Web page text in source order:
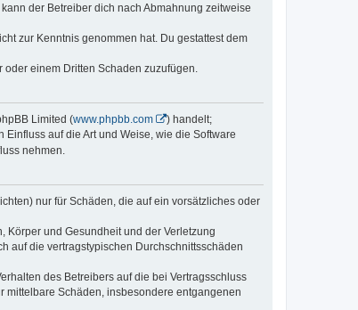
der Betreiber dich nach Abmahnung zeitweise
zur Kenntnis genommen hat. Du gestattest dem
einem Dritten Schaden zuzufügen.
Limited (www.phpbb.com
) handelt;
auf die Art und Weise, wie die Software
nehmen.
nur für Schäden, die auf ein vorsätzliches oder
Körper und Gesundheit und der Verletzung
auf die vertragstypischen Durchschnittsschäden
des Betreibers auf die bei Vertragsschluss
mittelbare Schäden, insbesondere entgangenen